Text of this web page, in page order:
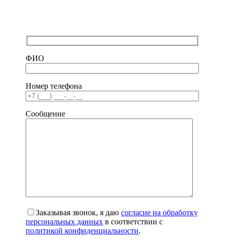
ФИО
Номер телефона
Сообщение
Заказывая звонок, я даюсогласие на обработку
персональных данных в соответствии с
политикой конфиденциальности.